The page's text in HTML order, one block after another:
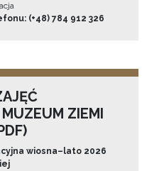
(+48) 784 912 326
ZIEMI
wiosna–lato 2026